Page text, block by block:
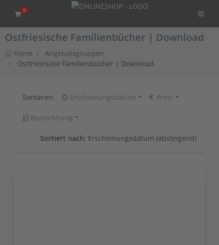
0
Ostfriesische Familienbücher | Download
Home
Angebotsgruppen
Ostfriesische Familienbücher | Download
Sortieren: Erscheinungsdatum Preis
Bezeichnung
Sortiert nach: Erscheinungsdatum (absteigend)